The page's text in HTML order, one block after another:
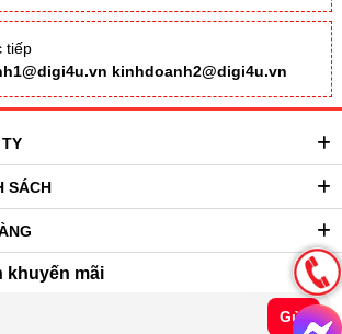
tiếp
kinhdoanh2@digi4u.vn
SÁCH
khuyến mãi
Gửi